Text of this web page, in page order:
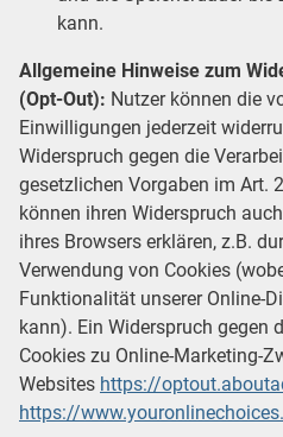
kann.
Allgemeine Hinweise zum
(Opt-Out): Nutzer können die
Einwilligungen jederzeit
Widerspruch gegen die
gesetzlichen Vorgaben im Art.
können ihren Widerspruch
ihres Browsers erklären, z.B.
Verwendung von Cookies
Funktionalität unserer Online-
kann). Ein Widerspruch gegen
Cookies zu Online-Marketing-
Websites https://
https://